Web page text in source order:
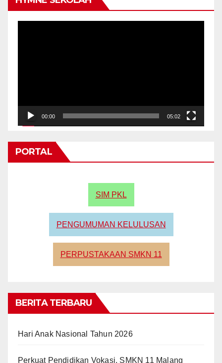
00:00 05:02
PORTAL
SIM PKL
PENGUMUMAN KELULUSAN
PERPUSTAKAAN SMKN 11
BERITA TERBARU
Hari Anak Nasional Tahun 2026
Perkuat Pendidikan Vokasi, SMKN 11 Malang